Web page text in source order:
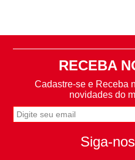
RECEBA
Cadastre-se e Receba
novidades do
Siga-nos